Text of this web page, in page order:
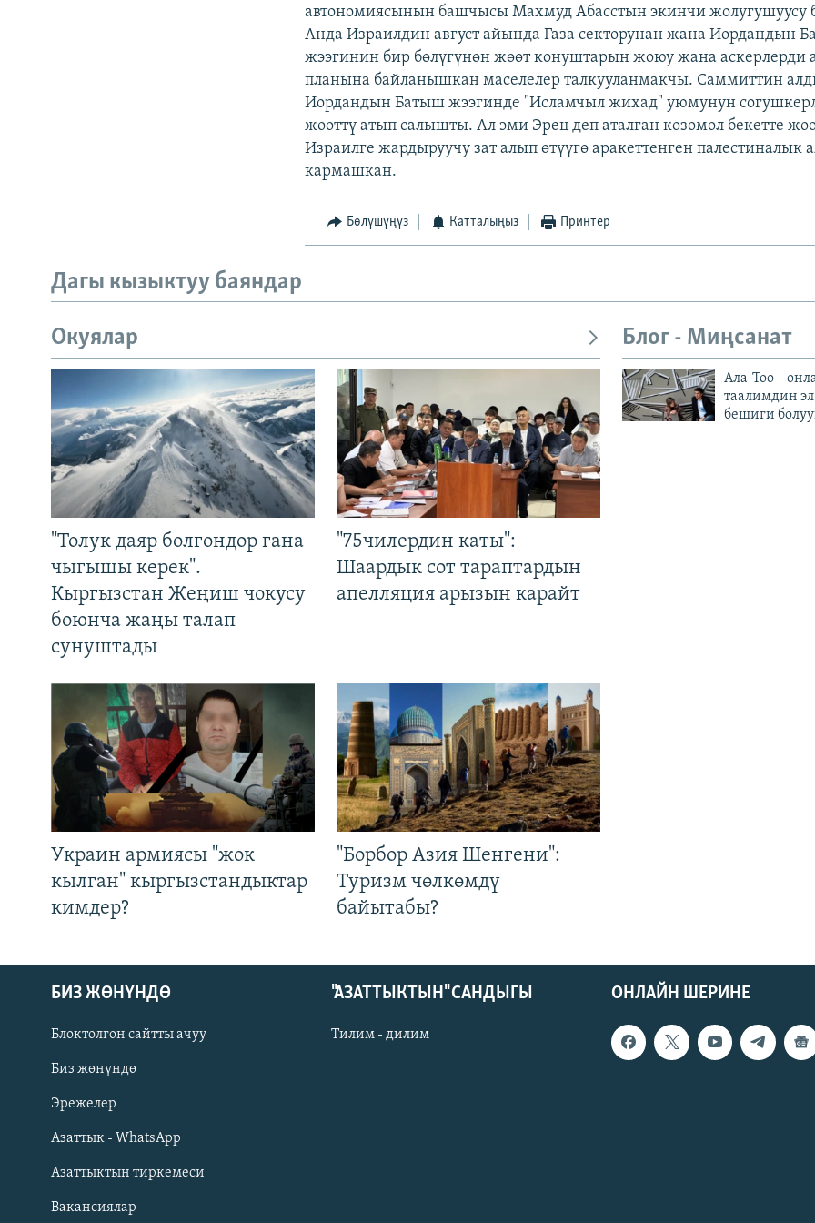
Русский
ОНЛАЙН ШЕРИНЕ
автономиясынын башчысы Махмуд Абасстын экинчи жолугушуусу
Анда Израилдин август айында Газа секторунан жана Иордандын
жээгинин бир бөлүгүнөн жөөт конуштарын жоюу жана аскерлерди
планына байланышкан маселелер талкууланмакчы. Саммиттин
Иордандын Батыш жээгинде "Исламчыл жихад" уюмунун
жөөттү атып салышты. Ал эми Эрец деп аталган көзөмөл бекетте
Израилге жардыруучу зат алып өтүүгө аракеттенген палестиналык
кармашкан.
Бөлүшүңүз Катталыңыз Принтер
Дагы кызыктуу баяндар
Окуялар
"Толук даяр болгондор гана
чыгышы керек".
Кыргызстан Жеңиш чокусу
боюнча жаңы талап
сунуштады
"75чилердин каты":
Шаардык сот тараптардын
апелляция арызын карайт
Украин армиясы "жок
кылган" кыргызстандыктар
кимдер?
"Борбор Азия Шенгени":
Туризм чөлкөмдү
байытабы?
Блог - Миңсанат
Ала-Тоо –
таалимдин
бешиги
ОНЛАЙН ШЕРИНЕ
БИЗ ЖӨНҮНДӨ
Блоктолгон сайтты ачуу
Биз жөнүндө
Эрежелер
Азаттык - WhatsApp
Азаттыктын тиркемеси
Вакансиялар
"АЗАТТЫКТЫН" САНДЫГЫ
Тилим - дилим